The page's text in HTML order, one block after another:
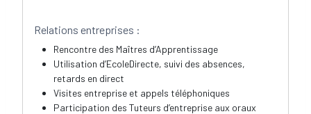
Relations entreprises :
Rencontre des Maîtres d’Apprentissage
Utilisation d’EcoleDirecte, suivi des absences,
retards en direct
Visites entreprise et appels téléphoniques
Participation des Tuteurs d’entreprise aux oraux